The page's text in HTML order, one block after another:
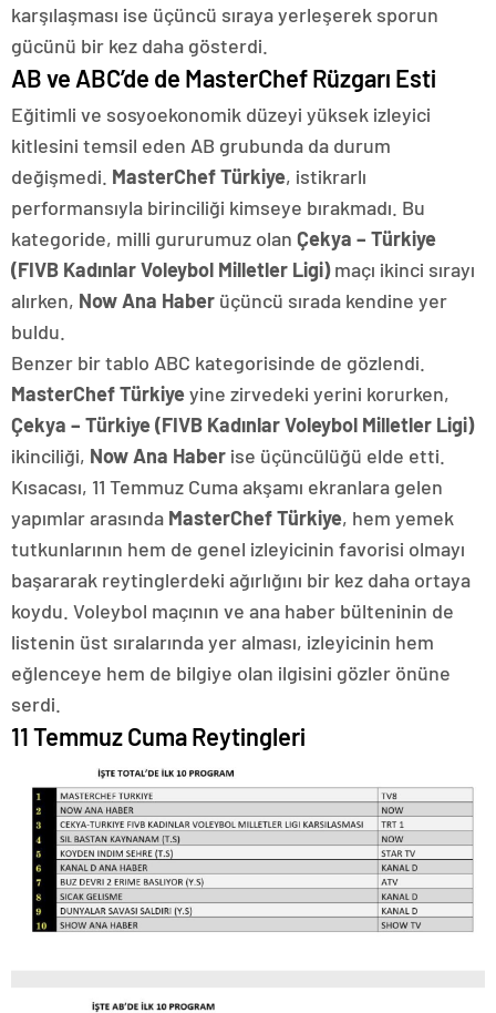
karşılaşması ise üçüncü sıraya yerleşerek sporun
gücünü bir kez daha gösterdi.
AB ve ABC’de de MasterChef Rüzgarı Esti
Eğitimli ve sosyoekonomik düzeyi yüksek izleyici
kitlesini temsil eden AB grubunda da durum
değişmedi. MasterChef Türkiye, istikrarlı
performansıyla birinciliği kimseye bırakmadı. Bu
kategoride, milli gururumuz olan Çekya – Türkiye
(FIVB Kadınlar Voleybol Milletler Ligi)maçı ikinci sırayı
alırken, Now Ana Haber üçüncü sırada kendine yer
buldu.
Benzer bir tablo ABC kategorisinde de gözlendi.
MasterChef Türkiyeyine zirvedeki yerini korurken,
Çekya – Türkiye (FIVB Kadınlar Voleybol Milletler Ligi)
ikinciliği, Now Ana Haber ise üçüncülüğü elde etti.
Kısacası, 11 Temmuz Cuma akşamı ekranlara gelen
yapımlar arasında MasterChef Türkiye, hem yemek
tutkunlarının hem de genel izleyicinin favorisi olmayı
başararak reytinglerdeki ağırlığını bir kez daha ortaya
koydu. Voleybol maçının ve ana haber bülteninin de
listenin üst sıralarında yer alması, izleyicinin hem
eğlenceye hem de bilgiye olan ilgisini gözler önüne
serdi.
11 Temmuz Cuma Reytingleri